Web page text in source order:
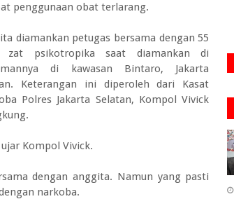
penggunaan obat terlarang.
diamankan petugas bersama dengan 55
zat psikotropika saat diamankan di
di kawasan Bintaro, Jakarta
Keterangan ini diperoleh dari Kasat
Polres Jakarta Selatan, Kompol Vivick
Kompol Vivick.
dengan anggita. Namun yang pasti
narkoba.